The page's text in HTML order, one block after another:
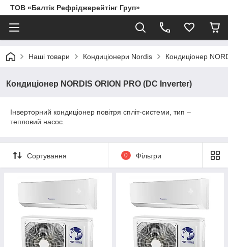
ТОВ «Балтік Рефріджерейтінг Груп»
Наші товари Кондиціонери Nordis Кондиціонер
Кондиціонер NORDIS ORION PRO (DC Inverter)
Інверторний кондиціонер повітря спліт-системи, тип –
тепловий насос.
Сортування 0 Фільтри